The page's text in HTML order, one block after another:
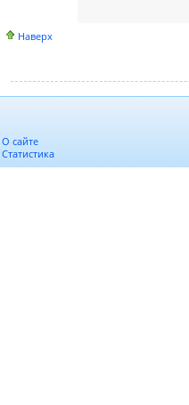
Наверх
О сайте
Статистика